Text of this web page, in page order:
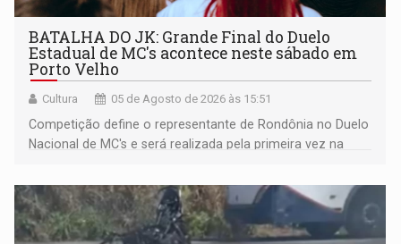
BATALHA DO JK: Grande Final do Duelo
Estadual de MC's acontece neste sábado em
Porto Velho
Cultura 05 de Agosto de 2026 às 15:51
Competição define o representante de Rondônia no Duelo
Nacional de MC's e será realizada pela primeira vez na